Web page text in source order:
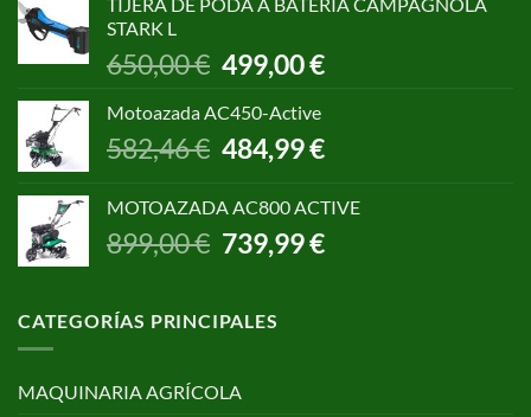
299,00 €.
250,00 €.
STARK L
650,00€
El
precio
original
650,00 €.
499,00€El
precio
499,00 €.
Motoazada AC450-Active
582,46€
El
precio
era:
582,46 €.
484,99€El
precio
es:
484,99 €.
MOTOAZADA AC800 ACTIVE
899,00€ El
precio
era:
899,00 €.
739,99€El
precio
CATEGORÍAS PRINCIPALES
MAQUINARIA AGRÍCOLA